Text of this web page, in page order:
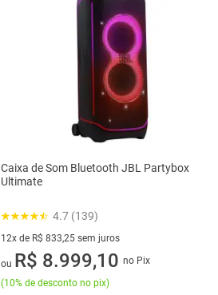
Caixa de Som Bluetooth JBL Partybox
Ultimate
4.7 (139)
12x de R$ 833,25 sem juros
12 vez de R$ 833,25 sem juros
ou R$ 8.999,10 no Pix
(10% de desconto no pix)